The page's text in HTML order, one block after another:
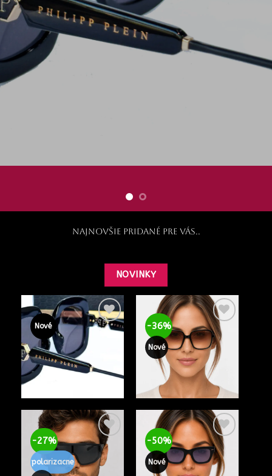
Vitajte
PRAJEME PRÍJEMNÉ NAKUPOVANIE
Najnovšie pridané pre Vás..
NOVINKY
Nové -36%
Nové
-27%
polarizacne
-50%
Nové